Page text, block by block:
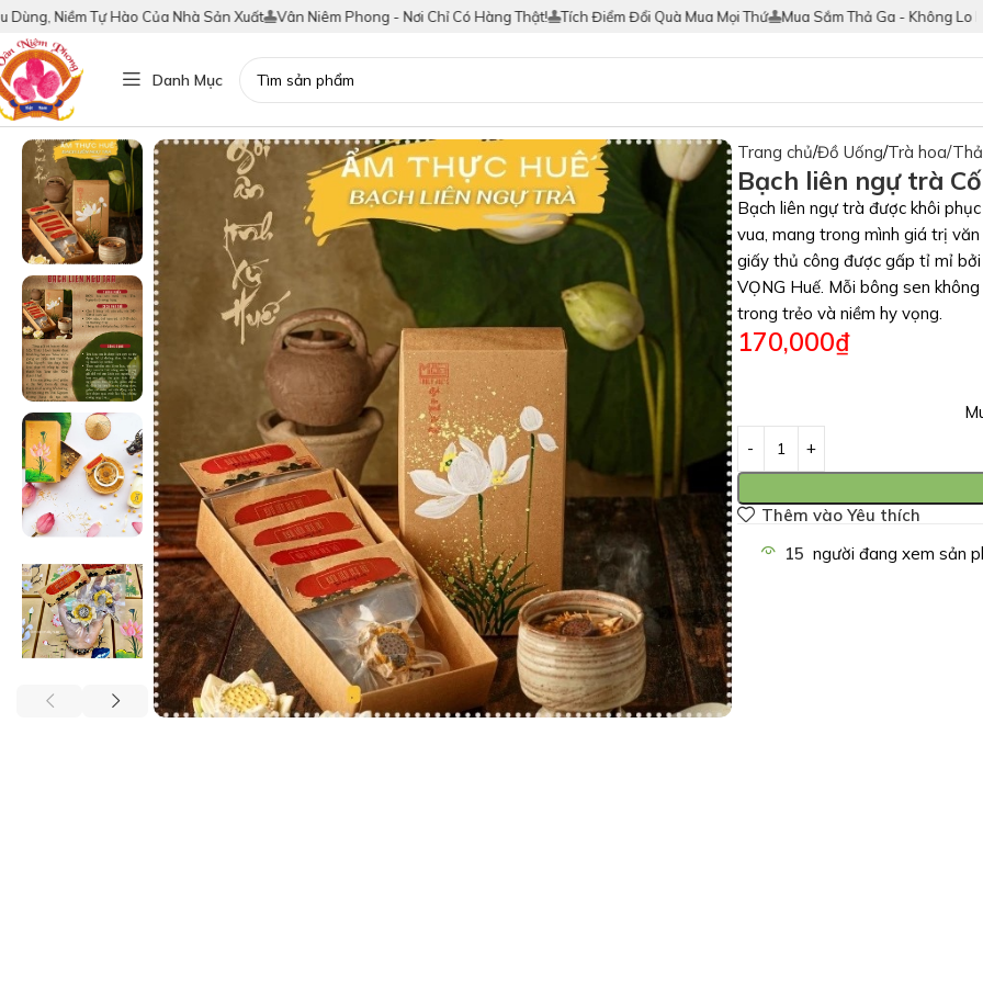
Tự Hào Của Nhà Sản Xuất Vân Niêm Phong - Nơi Chỉ Có Hàng Thật! Tích Điểm Đổi Quà Mua Mọi Thứ Mua Sắm Thả Ga - Không Lo Hàng
Danh Mục
Trang chủ Đồ Uống Trà hoa/
Bạch liên ngự trà
Bạch liên ngự trà được khôi
vua, mang trong mình giá trị
giấy thủ công được gấp tỉ mỉ
VỌNG Huế. Mỗi bông sen
trong trẻo và niềm hy vọng.
170,000₫
Thêm vào Yêu thích
15 người đang xem sản